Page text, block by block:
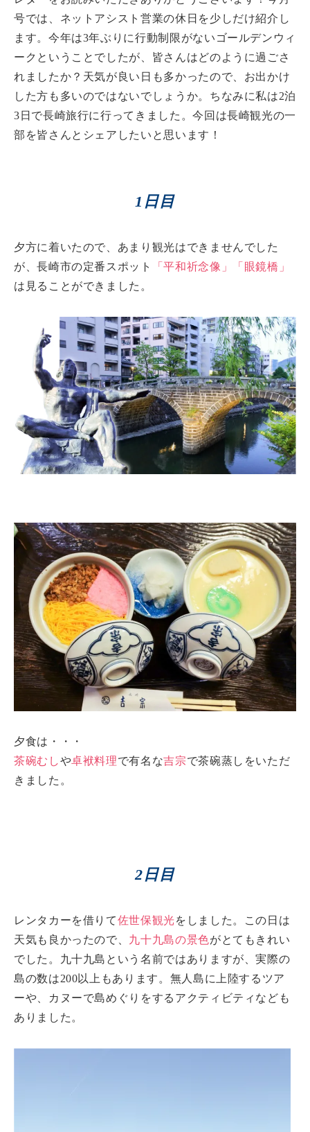
号では、ネットアシスト営業の休日を少しだけ紹介し
ます。今年は3年ぶりに行動制限がないゴールデンウィ
ークということでしたが、皆さんはどのように過ごさ
れましたか？天気が良い日も多かったので、お出かけ
した方も多いのではないでしょうか。ちなみに私は2泊
3日で長崎旅行に行ってきました。今回は長崎観光の一
部を皆さんとシェアしたいと思います！
1日目
夕方に着いたので、あまり観光はできませんでした
が、長崎市の定番スポット
「平和祈念像」「眼鏡橋」
は見ることができました。
夕食は・・・
茶碗むしや卓袱料理で有名な吉宗で茶碗蒸しをいただ
きました。
2日目
レンタカーを借りて佐世保観光をしました。この日は
天気も良かったので、 九十九島の景色がとてもきれい
でした。九十九島という名前ではありますが、実際の
島の数は200以上もあります。無人島に上陸するツア
ーや、カヌーで島めぐりをするアクティビティなども
ありました。